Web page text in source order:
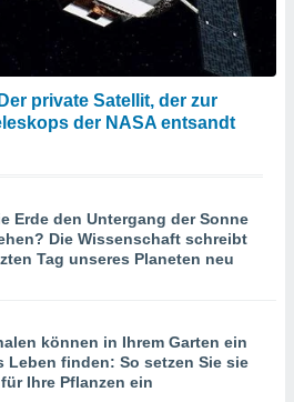
private Satellit, der zur
der NASA entsandt
Erde den Untergang der Sonne
Die Wissenschaft schreibt
Tag unseres Planeten neu
können in Ihrem Garten ein
Leben finden: So setzen Sie sie
Ihre Pflanzen ein